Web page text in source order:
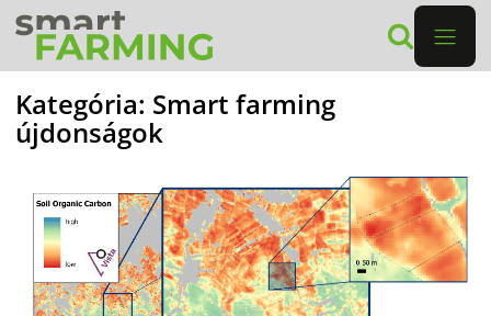
Kategória: Smart farming
újdonságok